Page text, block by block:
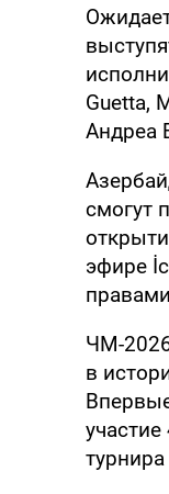
Guetta,
Андреа
смогут
эфире
ЧМ-
в